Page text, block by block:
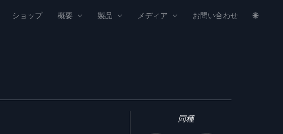
ショップ 概要 製品 メディア お問い合わせ 🌐
同種